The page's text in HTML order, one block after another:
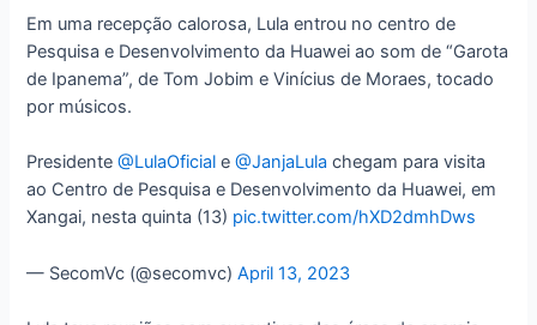
Em uma recepção calorosa, Lula entrou no centro de
Pesquisa e Desenvolvimento da Huawei ao som de “Garota
de Ipanema”, de Tom Jobim e Vinícius de Moraes, tocado
por músicos.
Presidente@LulaOficial e@JanjaLula chegam para visita
ao Centro de Pesquisa e Desenvolvimento da Huawei, em
Xangai, nesta quinta (13) pic.twitter.com/hXD2dmhDws
— SecomVc (@secomvc)April 13, 2023